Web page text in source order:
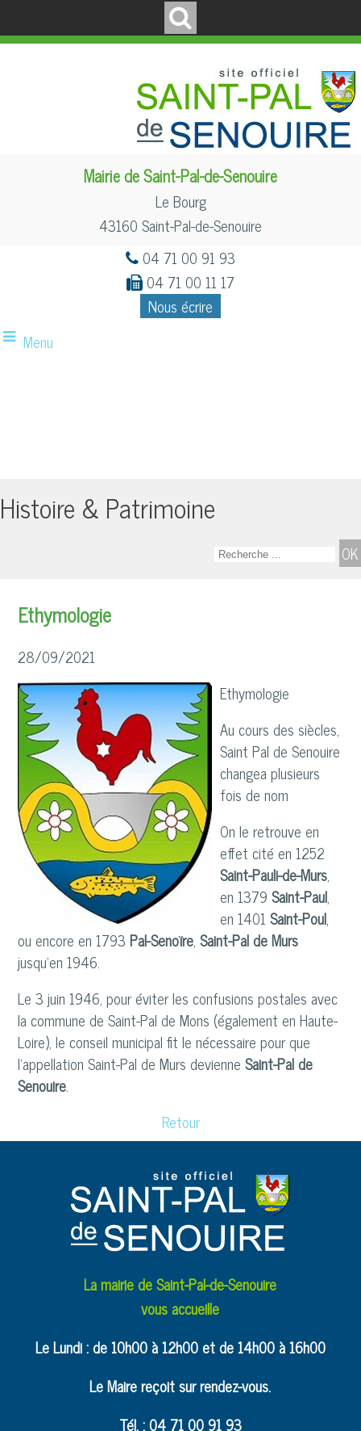
Mairie de Saint-Pal-de-Senouire
Le Bourg
43160 Saint-Pal-de-Senouire
04 71 00 91 93
04 71 00 11 17
Nous écrire
Menu
Histoire & Patrimoine
Ethymologie
28/09/2021
Ethymologie
Au cours des siècles,
Saint Pal de Senouire
changea plusieurs
fois de nom
On le retrouve en
effet cité en 1252
Saint-Pauli-de-Murs,
en 1379Saint-Paul,
en 1401Saint-Poul,
ou encore en 1793Pal-Senoïre,Saint-Pal de Murs
jusqu’en 1946.
Le 3 juin 1946, pour éviter les confusions postales avec
la commune de Saint-Pal de Mons (également en Haute-
Loire), le conseil municipal fit le nécessaire pour que
l’appellation Saint-Pal de Murs devienneSaint-Pal de
Senouire.
Retour
La mairie de Saint-Pal-de-Senouire
vous accueille
Le Lundi : de 10h00 à 12h00 et de 14h00 à 16h00
Le Maire reçoit sur rendez-vous.
Tél. : 04 71 00 91 93